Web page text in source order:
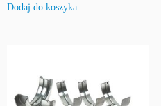
Dodaj do koszyka